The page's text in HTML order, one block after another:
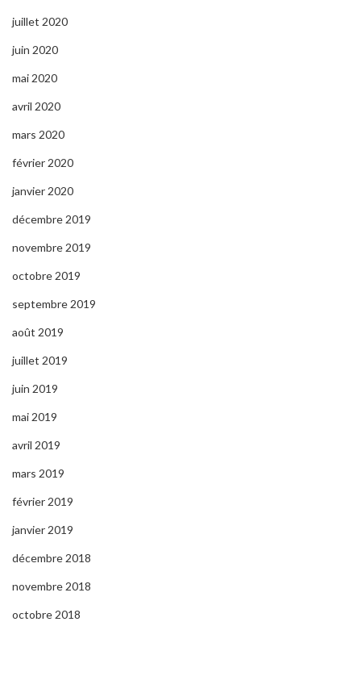
juillet 2020
juin 2020
mai 2020
avril 2020
mars 2020
février 2020
janvier 2020
décembre 2019
novembre 2019
octobre 2019
septembre 2019
août 2019
juillet 2019
juin 2019
mai 2019
avril 2019
mars 2019
février 2019
janvier 2019
décembre 2018
novembre 2018
octobre 2018